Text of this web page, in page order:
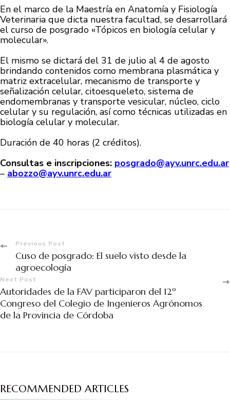
En el marco de la Maestría en Anatomía y Fisiología
Veterinaria que dicta nuestra facultad, se desarrollará
el curso de posgrado «Tópicos en biología celular y
molecular».
El mismo se dictará del 31 de julio al 4 de agosto
brindando contenidos como membrana plasmática y
matriz extracelular, mecanismo de transporte y
señalización celular, citoesqueleto, sistema de
endomembranas y transporte vesicular, núcleo, ciclo
celular y su regulación, así como técnicas utilizadas en
biología celular y molecular.
Duración de 40 horas (2 créditos).
Consultas e inscripciones: posgrado@ayv.unrc.edu.ar
– abozzo@ayv.unrc.edu.ar
Previous Post
Cuso de posgrado: El suelo visto desde la
agroecología
Next Post
Autoridades de la FAV participaron del 12º
Congreso del Colegio de Ingenieros Agrónomos
de la Provincia de Córdoba
RECOMMENDED ARTICLES